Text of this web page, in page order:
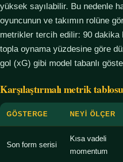
yüksek sayılabilir. Bu nedenle
oyuncunun ve takımın rolüne
metrikler tercih edilir: 90 dakika
topla oynama yüzdesine göre
gol (xG) gibi model tabanlı
Karşılaştırmalı metrik tablosu
GÖSTERGE NEYI ÖLÇER
Son form serisi
Kısa vadeli
momentum